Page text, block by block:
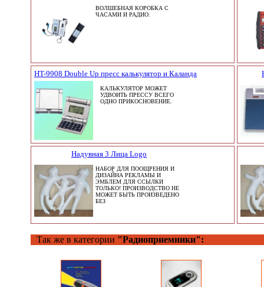
ВОЛШЕБНАЯ КОРОБКА С
ЧАСАМИ И РАДИО.
HT-9908 Double Up пресс калькулятор и Каланда
КАЛЬКУЛЯТОР МОЖЕТ
УДВОИТЬ ПРЕССУ ВСЕГО
ОДНО ПРИКОСНОВЕНИЕ.
Надувная 3 Лица Logo
НАБОР ДЛЯ ПООЩРЕНИЯ И
ДИЗАЙНА РЕКЛАМЫ И
ЭМБЛЕМ ДЛЯ ССЫЛКИ
ТОЛЬКО! ПРОИЗВОДСТВО НЕ
МОЖЕТ БЫТЬ ПРОИЗВЕДЕНО
БЕЗ
Так же в категории "Радиоприемники":